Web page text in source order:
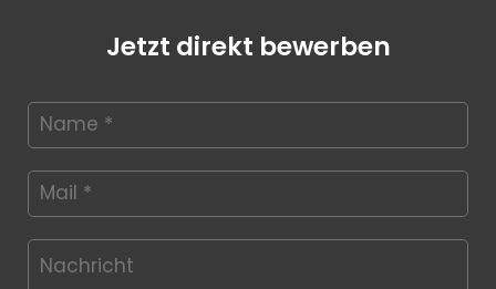
Jetzt direkt bewerben